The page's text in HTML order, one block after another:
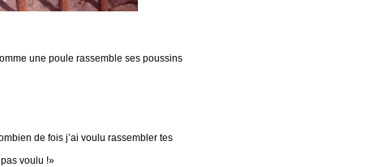
une poule rassemble ses poussins
de fois j’ai voulu rassembler tes
voulu !»